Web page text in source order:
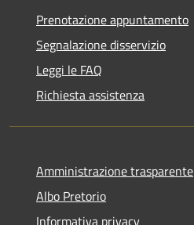
Prenotazione appuntamento
Segnalazione disservizio
Leggi le FAQ
Richiesta assistenza
Amministrazione trasparente
Albo Pretorio
Informativa privacy